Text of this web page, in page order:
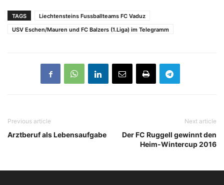
TAGS
Liechtensteins Fussballteams FC Vaduz
USV Eschen/Mauren und FC Balzers (1.Liga) im Telegramm
Previous article
Arztberuf als Lebensaufgabe
Next article
Der FC Ruggell gewinnt den
Heim-Wintercup 2016